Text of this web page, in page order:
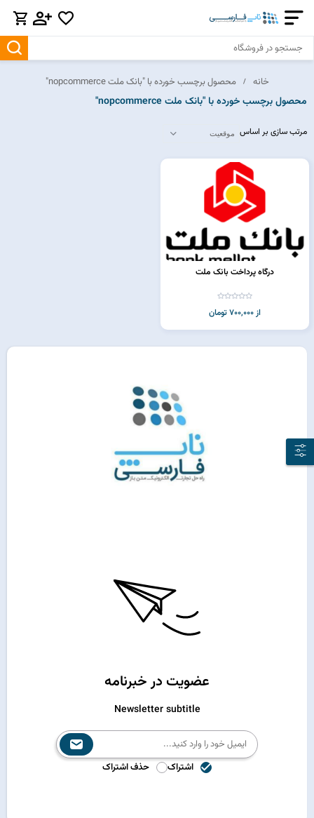
خانه محصول برچسب خورده با "بانک ملت nopcommerce"
محصول برچسب خورده با "بانک ملت nopcommerce"
مرتب سازی بر اساس
درگاه پرداخت بانک ملت
از 700,000 تومان
عضویت در خبرنامه
Newsletter subtitle
اشتراک حذف اشتراک